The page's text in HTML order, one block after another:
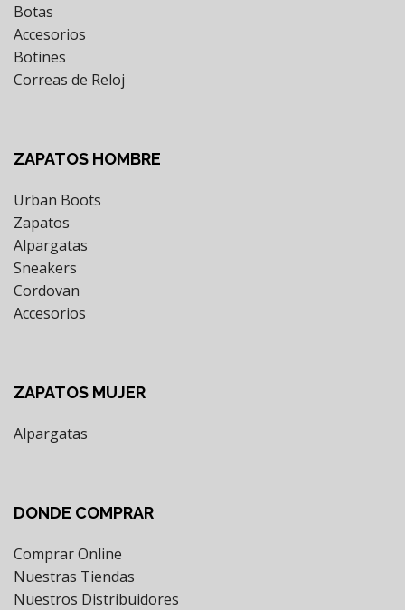
Botas
Accesorios
Botines
Correas de Reloj
ZAPATOS HOMBRE
Urban Boots
Zapatos
Alpargatas
Sneakers
Cordovan
Accesorios
ZAPATOS MUJER
Alpargatas
DONDE COMPRAR
Comprar Online
Nuestras Tiendas
Nuestros Distribuidores